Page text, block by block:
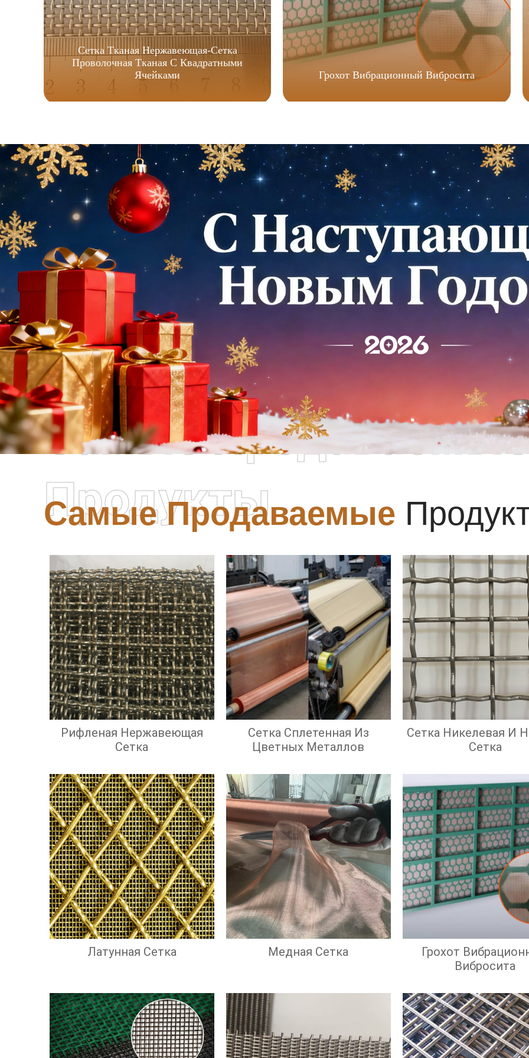
Сетка Тканая Нержавеющая-Сетка
Проволочная Тканая С Квадратными
Ячейками
Грохот Вибрационный Вибросита
Самые Продаваемые
Самые Продаваемые
Продукты
Рифленая Нержавеющая
Сетка
Сетка Сплетенная Из
Цветных Металлов
Сетка Никелевая И
Сетка
Латунная Сетка Медная Сетка
Грохот
Вибросита